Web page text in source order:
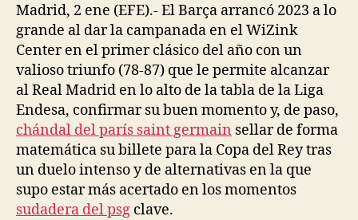
Madrid, 2 ene (EFE).- El Barça arrancó 2023 a lo
grande al dar la campanada en el WiZink
Center en el primer clásico del año con un
valioso triunfo (78-87) que le permite alcanzar
al Real Madrid en lo alto de la tabla de la Liga
Endesa, confirmar su buen momento y, de paso,
chándal del parís saint germain sellar de forma
matemática su billete para la Copa del Rey tras
un duelo intenso y de alternativas en la que
supo estar más acertado en los momentos
sudadera del psg clave.